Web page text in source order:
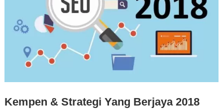
Kempen & Strategi Yang Berjaya 2018